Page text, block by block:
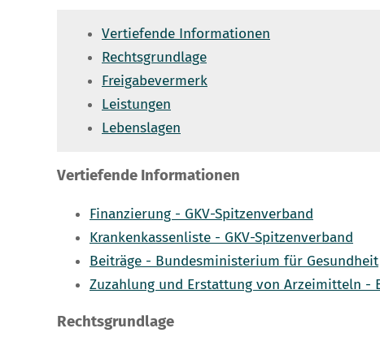
Vertiefende Informationen
Rechtsgrundlage
Freigabevermerk
Leistungen
Lebenslagen
Vertiefende Informationen
Finanzierung - GKV-Spitzenverband
Krankenkassenliste - GKV-Spitzenverband
Beiträge - Bundesministerium für Gesundheit
Zuzahlung und Erstattung von Arzeimitteln -
Rechtsgrundlage